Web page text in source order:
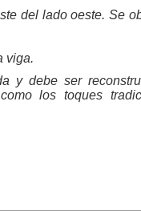
del lado oeste. Se
viga.
y debe ser
los toques